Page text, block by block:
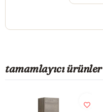
tamamlayıcı ürünler